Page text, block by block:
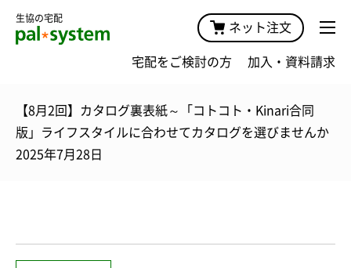
生協の宅配
ネット注文
宅配をご検討の方 加入・資料請求
【8月2回】カタログ裏表紙～「コトコト・Kinari合同
版」ライフスタイルに合わせてカタログを選びませんか
2025年7月28日